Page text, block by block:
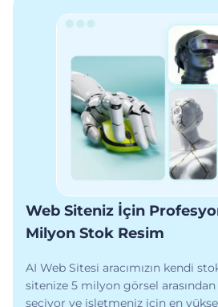
Web Siteniz İçin
Milyon Stok Resim
AI Web Sitesi aracımızın kendi
sitenize 5 milyon görsel
seçiyor ve işletmeniz için en